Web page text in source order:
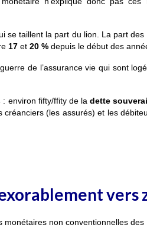
se taillent la part du lion. La part des
17 et 20 % depuis le début des
de l’assurance vie qui sont
: environ fifty/ffity de ladette
(les assurés) et les
vers
non conventionnelles des